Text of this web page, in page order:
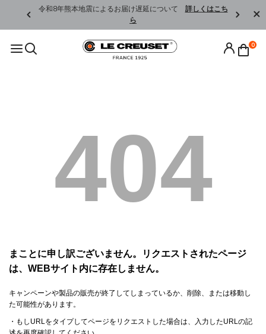
令和8年熊本地震によるお届け遅延について 詳しくはこち
ら
0
404
まことに申し訳ございません。リクエストされたページ
は、WEBサイト内に存在しません。
キャンペーンや製品の販売が終了してしまっているか、削除、または移動し
た可能性があります。
・もしURLをタイプしてページをリクエストした場合は、入力したURLの記